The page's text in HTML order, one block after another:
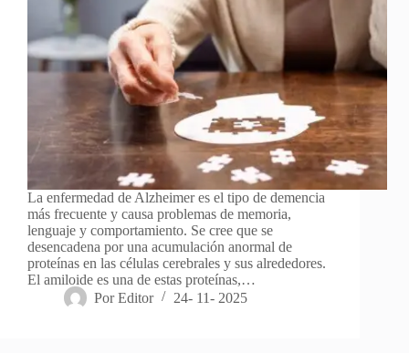
La enfermedad de Alzheimer es el tipo de demencia
más frecuente y causa problemas de memoria,
lenguaje y comportamiento. Se cree que se
desencadena por una acumulación anormal de
proteínas en las células cerebrales y sus alrededores.
El amiloide es una de estas proteínas,…
Por Editor 24- 11- 2025